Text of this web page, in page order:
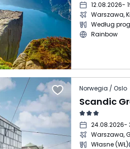
12.08.2026-
Warszawa,
Według
Rainbow
Norwegia / Oslo
Scandic
24.08.2026-
Warszawa,
Własne (WŁ)